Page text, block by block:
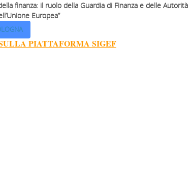
finanza: il ruolo della Guardia di Finanza e delle Autorità
Europea”
PIATTAFORMA SIGEF